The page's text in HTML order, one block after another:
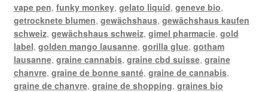
vape pen, funky monkey, gelato liquid, geneve bio,
getrocknete blumen, gewächshaus, gewächshaus kaufen
schweiz, gewächshaus schweiz, gimel pharmacie, gold
label, golden mango lausanne, gorilla glue, gotham
lausanne, graine cannabis, graine cbd suisse, graine
chanvre, graine de bonne santé, graine de cannabis,
graine de chanvre, graine de shopping, graines bio